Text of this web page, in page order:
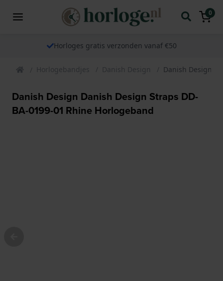
0
Horloges gratis verzonden vanaf €50
Horlogebandjes Danish Design Danish Design
Danish Design Danish Design Straps DD-
BA-0199-01 Rhine Horlogeband